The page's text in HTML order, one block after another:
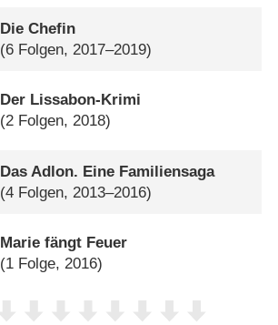
Die Chefin
(6 Folgen, 2017–2019)
Der Lissabon-Krimi
(2 Folgen, 2018)
Das Adlon. Eine Familiensaga
(4 Folgen, 2013–2016)
Marie fängt Feuer
(1 Folge, 2016)